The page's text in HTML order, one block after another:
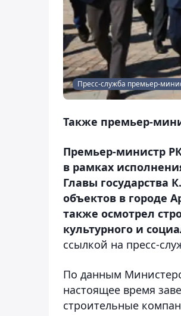
Пресс-служба премьер-
Также премьер-
Премьер-министр
в рамках
Главы государства
объектов в городе
также осмотрел
культурного и
ссылкой на пресс-
По данным
настоящее время
строительные